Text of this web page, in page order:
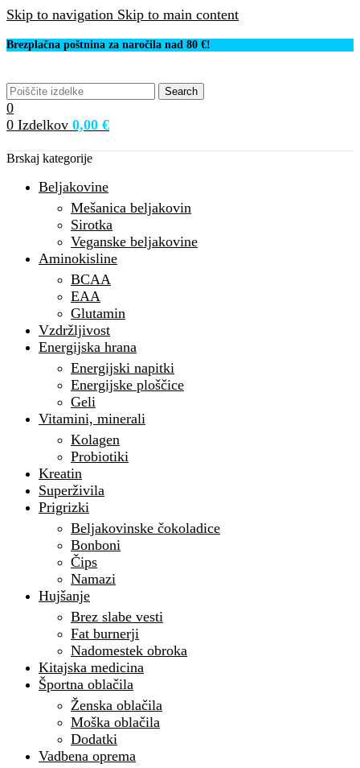
Skip to navigation Skip to main content
Brezplačna poštnina za naročila nad 80 €!
Search
0
0 Izdelkov 0,00 €
Brskaj kategorije
Beljakovine
Mešanica beljakovin
Sirotka
Veganske beljakovine
Aminokisline
BCAA
EAA
Glutamin
Vzdržljivost
Energijska hrana
Energijski napitki
Energijske ploščice
Geli
Vitamini, minerali
Kolagen
Probiotiki
Kreatin
Superživila
Prigrizki
Beljakovinske čokoladice
Bonboni
Čips
Namazi
Hujšanje
Brez slabe vesti
Fat burnerji
Nadomestek obroka
Kitajska medicina
Športna oblačila
Ženska oblačila
Moška oblačila
Dodatki
Vadbena oprema